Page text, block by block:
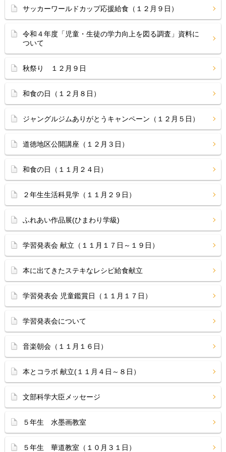
サッカーワールドカップ応援給食（１２月９日）
令和４年度「児童・生徒の学力向上を図る調査」資料に
ついて
秋祭り １２月９日
和食の日（１２月８日）
ジャングルジムありがとうキャンペーン（１２月５日）
道徳地区公開講座（１２月３日）
和食の日（１１月２４日）
２年生生活科見学（１１月２９日）
ふれあい作品展(ひまわり学級)
学習発表会 献立（１１月１７日～１９日）
本に出てきたステキなレシピ給食献立
学習発表会 児童鑑賞日（１１月１７日）
学習発表会について
音楽朝会（１１月１６日）
本とコラボ 献立(１１月４日～８日）
文部科学大臣メッセージ
５年生 水墨画教室
５年生 華道教室（１０月３１日）